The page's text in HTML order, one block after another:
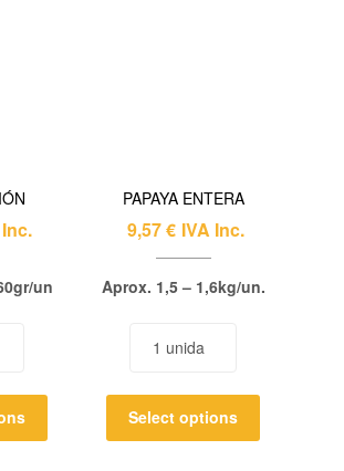
un
PAPAYA ENTERA
9,57€ IVA Inc.
Aprox. 1,5 – 1,6kg/un.
Select options